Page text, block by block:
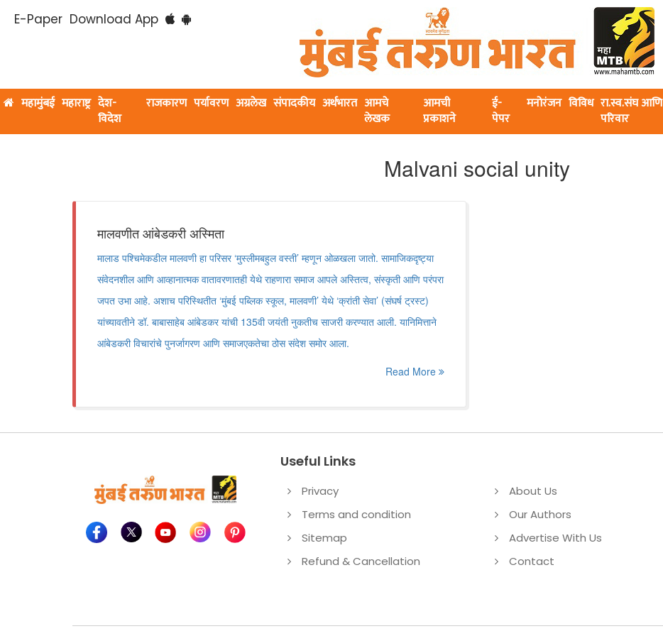
E-Paper Download App
महामुंबई महाराष्ट्र देश-
विदेश
राजकारण पर्यावरण अग्रलेख संपादकीय अर्थभारत आमचे
लेखक
आमची
प्रकाशने
ई-
पेपर
मनोरंजन विविध रा.स्व.संघ आणि
परिवार
Malvani social unity
मालवणीत आंबेडकरी अस्मिता
मालाड पश्चिमेकडील मालवणी हा परिसर ‌‘मुस्लीमबहुल वस्ती‌’ म्हणून ओळखला जातो. सामाजिकदृष्ट्या
संवेदनशील आणि आव्हानात्मक वातावरणातही येथे राहणारा समाज आपले अस्तित्व, संस्कृती आणि परंपरा
जपत उभा आहे. अशाच परिस्थितीत ‌‘मुंबई पब्लिक स्कूल, मालवणी‌’ येथे ‌‘क्रांती सेवा‌’ (संघर्ष ट्रस्ट)
यांच्यावतीने डॉ. बाबासाहेब आंबेडकर यांची 135वी जयंती नुकतीच साजरी करण्यात आली. यानिमित्ताने
आंबेडकरी विचारांचे पुनर्जागरण आणि समाजएकतेचा ठोस संदेश समोर आला.
Read More
Useful Links
Privacy
Terms and condition
Sitemap
Refund & Cancellation
About Us
Our Authors
Advertise With Us
Contact